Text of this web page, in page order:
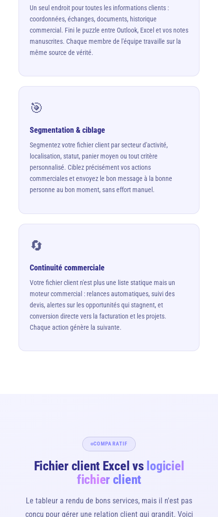
Un seul endroit pour toutes les informations clients :
coordonnées, échanges, documents, historique
commercial. Fini le puzzle entre Outlook, Excel et vos notes
manuscrites. Chaque membre de l'équipe travaille sur la
même source de vérité.
🎯
Segmentation & ciblage
Segmentez votre fichier client par secteur d'activité,
localisation, statut, panier moyen ou tout critère
personnalisé. Ciblez précisément vos actions
commerciales et envoyez le bon message à la bonne
personne au bon moment, sans effort manuel.
🔄
Continuité commerciale
Votre fichier client n'est plus une liste statique mais un
moteur commercial : relances automatiques, suivi des
devis, alertes sur les opportunités qui stagnent, et
conversion directe vers la facturation et les projets.
Chaque action génère la suivante.
COMPARATIF
Fichier client Excel vs logiciel
fichier client
Le tableur a rendu de bons services, mais il n'est pas
conçu pour gérer une relation client qui grandit. Voici